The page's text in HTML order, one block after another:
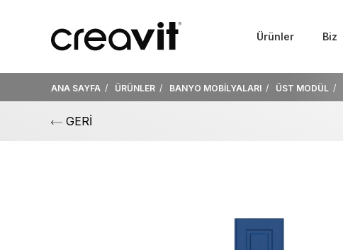
Ürünler Biz
ANA SAYFA ÜRÜNLER BANYO MOBİLYALARI ÜST MODÜL
GERİ